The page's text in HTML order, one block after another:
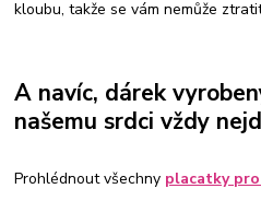
kloubu, takže se vám nemůže
A navíc, dárek
našemu srdci vždy
Prohlédnout všechny placatky